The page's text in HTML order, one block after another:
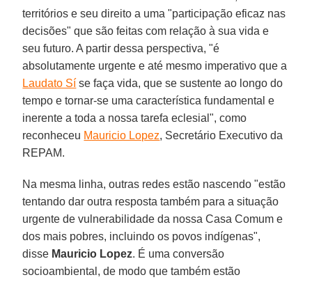
territórios e seu direito a uma "participação eficaz nas
decisões" que são feitas com relação à sua vida e
seu futuro. A partir dessa perspectiva, "é
absolutamente urgente e até mesmo imperativo que a
Laudato Sí se faça vida, que se sustente ao longo do
tempo e tornar-se uma característica fundamental e
inerente a toda a nossa tarefa eclesial", como
reconheceu Mauricio Lopez, Secretário Executivo da
REPAM.
Na mesma linha, outras redes estão nascendo "estão
tentando dar outra resposta também para a situação
urgente de vulnerabilidade da nossa Casa Comum e
dos mais pobres, incluindo os povos indígenas",
disse Mauricio Lopez. É uma conversão
socioambiental, de modo que também estão